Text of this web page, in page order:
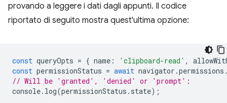
provando a leggere i dati dagli appunti. Il codice
riportato di seguito mostra quest'ultima opzione:
const queryOpts = { name : 'clipboard-read' ,
const permissionStatus = await navigator .permissions
// Will be 'granted', 'denied' or 'prompt':
console. log(permissionStatus . state);